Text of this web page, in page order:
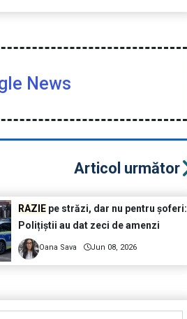
News
Articol următor
RAZIEpe străzi, dar nu pentru șoferi:
Polițiștii au dat zeci de amenzi
Oana Sava Jun 08, 2026